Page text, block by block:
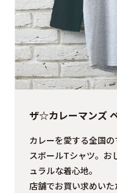
ザ☆カレーマンズ
カレーを愛する全国
スボールTシャツ。お
ュラルな着心地。
店舗でお買い求めいた